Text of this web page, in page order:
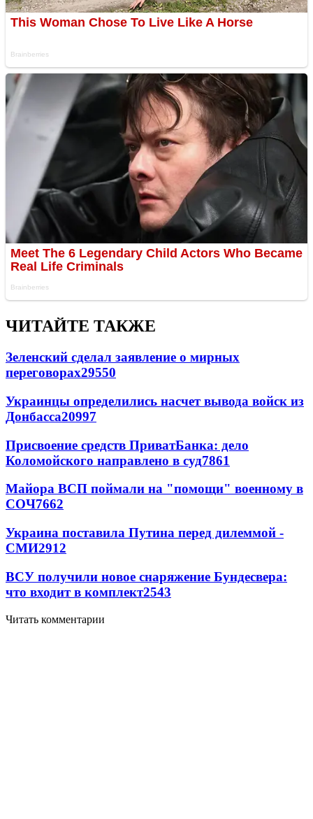
ЧИТАЙТЕ ТАКЖЕ
Зеленский сделал заявление о мирных
переговорах29550
Украинцы определились насчет вывода войск из
Донбасса20997
Присвоение средств ПриватБанка: дело
Коломойского направлено в суд7861
Майора ВСП поймали на "помощи" военному в
СОЧ7662
Украина поставила Путина перед дилеммой -
СМИ2912
ВСУ получили новое снаряжение Бундесвера:
что входит в комплект2543
Читать комментарии